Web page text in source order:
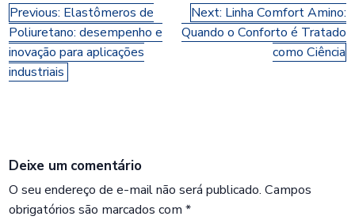
Navegação
de
Post
Previous: Elastômeros de
Poliuretano: desempenho e
inovação para aplicações
industriais
Next: Linha Comfort Amino:
Quando o Conforto é Tratado
como Ciência
Deixe um comentário
O seu endereço de e-mail não será publicado. Campos
obrigatórios são marcados com *